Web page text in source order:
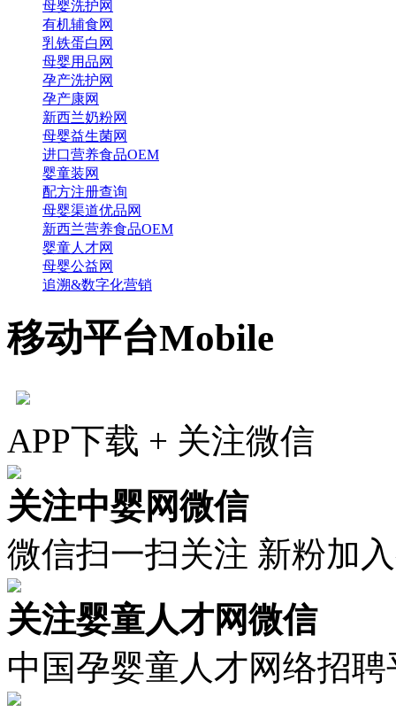
母婴洗护网
有机辅食网
乳铁蛋白网
母婴用品网
孕产洗护网
孕产康网
新西兰奶粉网
母婴益生菌网
进口营养食品OEM
婴童装网
配方注册查询
母婴渠道优品网
新西兰营养食品OEM
婴童人才网
母婴公益网
追溯&数字化营销
移动平台Mobile
APP下载 + 关注微信
关注中婴网微信
微信扫一扫关注 新粉加
关注婴童人才网微信
中国孕婴童人才网络招聘